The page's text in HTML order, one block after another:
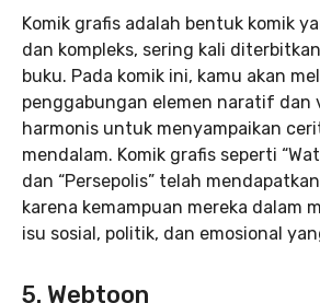
Komik grafis adalah bentuk komik
dan kompleks, sering kali
buku. Pada komik ini, kamu akan
penggabungan elemen naratif dan
harmonis untuk menyampaikan
mendalam. Komik grafis seperti
dan “Persepolis” telah
karena kemampuan mereka dalam
isu sosial, politik, dan emosional
5. Webtoon